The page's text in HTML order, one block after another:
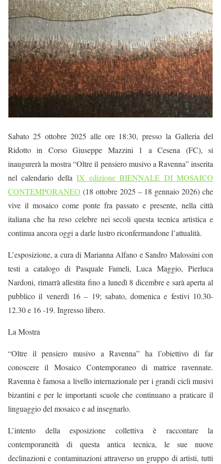
Sabato 25 ottobre 2025 alle ore 18:30,presso laGalleria del
Ridotto in Corso Giuseppe Mazzini 1 a Cesena (FC), si
inaugurerà la mostra“Oltre il pensiero musivo a Ravenna”inserita
nel calendario dellaIX edizione BIENNALE DI MOSAICO
CONTEMPORANEO (18 ottobre 2025 – 18 gennaio 2026) che
vive il mosaico come ponte fra passato e presente, nella città
italiana che ha reso celebre nei secoli questa tecnica artistica e
continua ancora oggi a darle lustro riconfermandone l’attualità.
L’esposizione,a cura di Marianna Alfano e Sandro Malossinicon
testi a catalogo di Pasquale Fameli, Luca Maggio, Pierluca
Nardoni, rimarràallestita fino a lunedì 8 dicembre e sarà aperta al
pubblico il venerdì 16 – 19; sabato, domenica e festivi 10.30-
12.30 e 16 -19. Ingresso libero.
La Mostra
“Oltre il pensiero musivo a Ravenna” ha l’obiettivo di far
conoscere il Mosaico Contemporaneo di matrice ravennate.
Ravenna è famosa a livello internazionale per i grandi cicli musivi
bizantini e per le importanti scuole che continuano a praticare il
linguaggio del mosaico e ad insegnarlo.
L’intento della esposizione collettiva è raccontare la
contemporaneità di questa antica tecnica, le sue nuove
declinazioni e contaminazioni attraverso un gruppo di artisti, tutti